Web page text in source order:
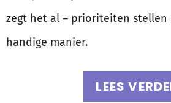
zegt het al – prioriteiten stellen
handige manier.
LEES